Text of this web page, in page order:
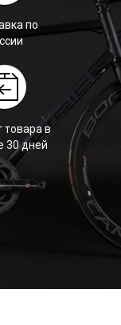
по
товара в
30 дней